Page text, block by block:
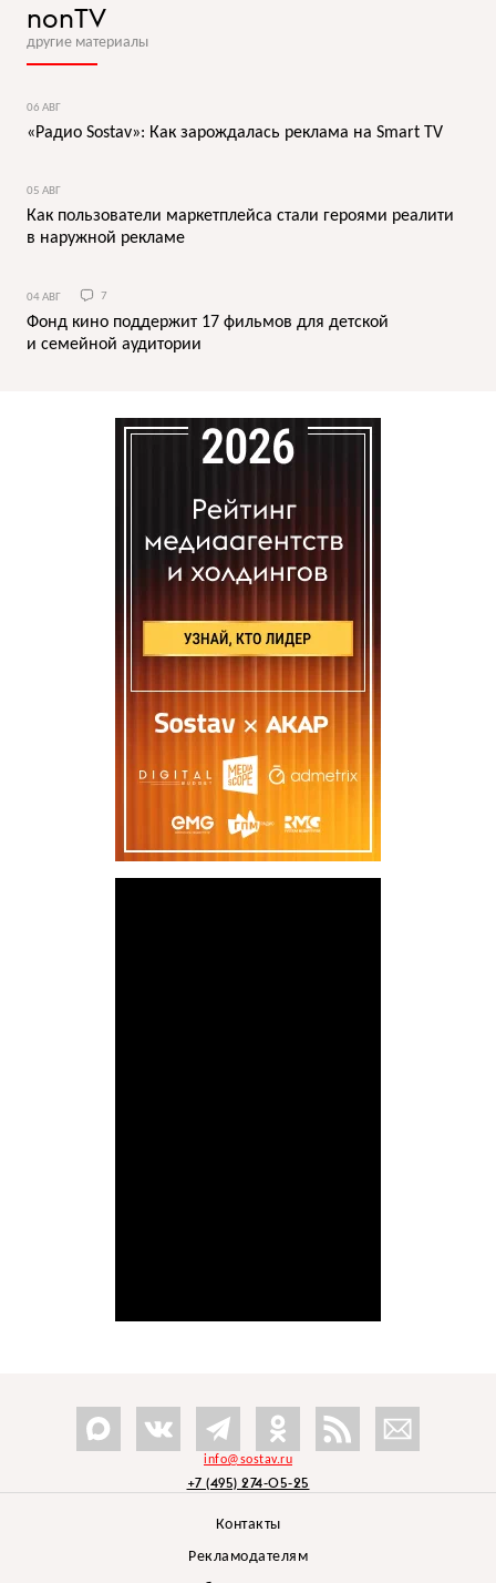
nonTV
другие материалы
06 АВГ
«Радио Sostav»: Как зарождалась реклама на Smart TV
05 АВГ
Как пользователи маркетплейса стали героями реалити
в наружной рекламе
04 АВГ 7
Фонд кино поддержит 17 фильмов для детской
и семейной аудитории
info@sostav.ru
+7 (495) 274-05-25
Контакты
Рекламодателям